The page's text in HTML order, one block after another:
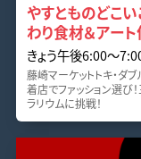
やすとものどこい
わり食材＆アート
きょう午後6:00～
藤崎マーケットトキ・ダ
着店でファッション選び
ラリウムに挑戦！